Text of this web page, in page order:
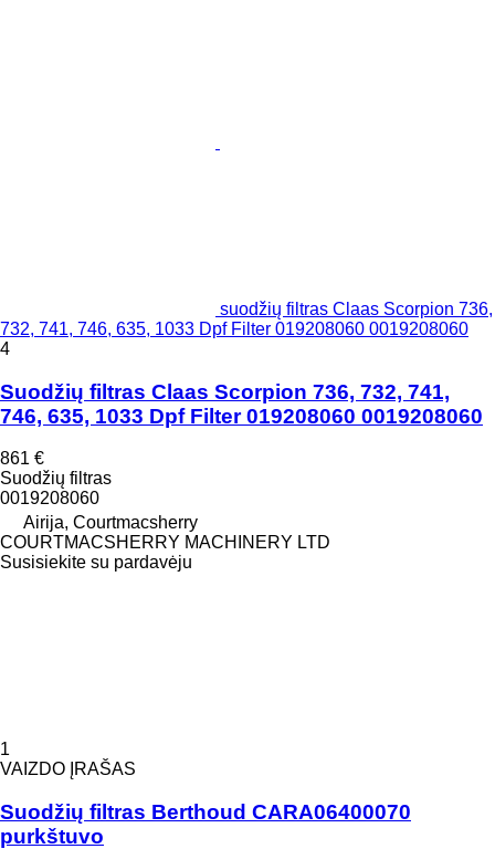
suodžių filtras Claas Scorpion 736,
732, 741, 746, 635, 1033 Dpf Filter 019208060 0019208060
4
Suodžių filtras Claas Scorpion 736, 732, 741,
746, 635, 1033 Dpf Filter 019208060 0019208060
861 €
Suodžių filtras
0019208060
Airija, Courtmacsherry
COURTMACSHERRY MACHINERY LTD
Susisiekite su pardavėju
1
VAIZDO ĮRAŠAS
Suodžių filtras Berthoud CARA06400070
purkštuvo